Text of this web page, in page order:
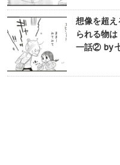
想像を超
られる物
一話② by